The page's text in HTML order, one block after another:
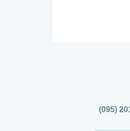
(095)